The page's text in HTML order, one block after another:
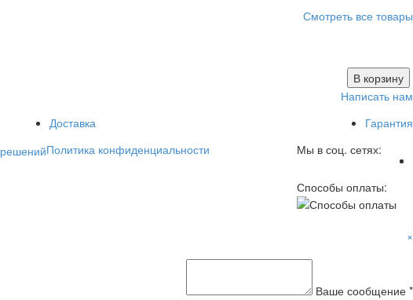
Смотреть все товары
В корзину
Написать нам
Доставка
Гарантия
Политика конфиденциальности Мы в соц. сетях:
Способы оплаты:
×
Ваше сообщение *